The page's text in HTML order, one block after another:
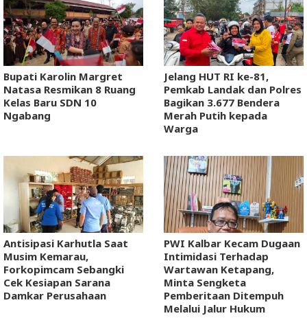
Bupati Karolin Margret
Natasa Resmikan 8 Ruang
Kelas Baru SDN 10
Ngabang
Jelang HUT RI ke-81,
Pemkab Landak dan Polres
Bagikan 3.677 Bendera
Merah Putih kepada
Warga
Antisipasi Karhutla Saat
Musim Kemarau,
Forkopimcam Sebangki
Cek Kesiapan Sarana
Damkar Perusahaan
PWI Kalbar Kecam Dugaan
Intimidasi Terhadap
Wartawan Ketapang,
Minta Sengketa
Pemberitaan Ditempuh
Melalui Jalur Hukum